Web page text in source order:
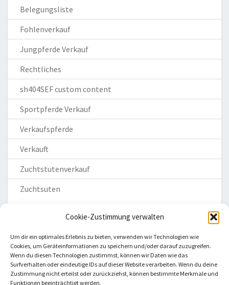
Cookie-Zustimmung verwalten
Um dir ein optimales Erlebnis zu bieten, verwenden wir Technologien wie
Cookies, um Geräteinformationen zu speichern und/oder darauf zuzugreifen.
Wenn du diesen Technologien zustimmst, können wir Daten wie das
Surfverhalten oder eindeutige IDs auf dieser Website verarbeiten. Wenn du deine
Zustimmung nicht erteilst oder zurückziehst, können bestimmte Merkmale und
Funktionen beeinträchtigt werden.
Belegungsliste
Fohlenverkauf
Jungpferde Verkauf
Rechtliches
sh404SEF custom content
Sportpferde Verkauf
Verkaufspferde
Verkauft
Zuchtstutenverkauf
Zuchtsuten
Homepage
Impressum